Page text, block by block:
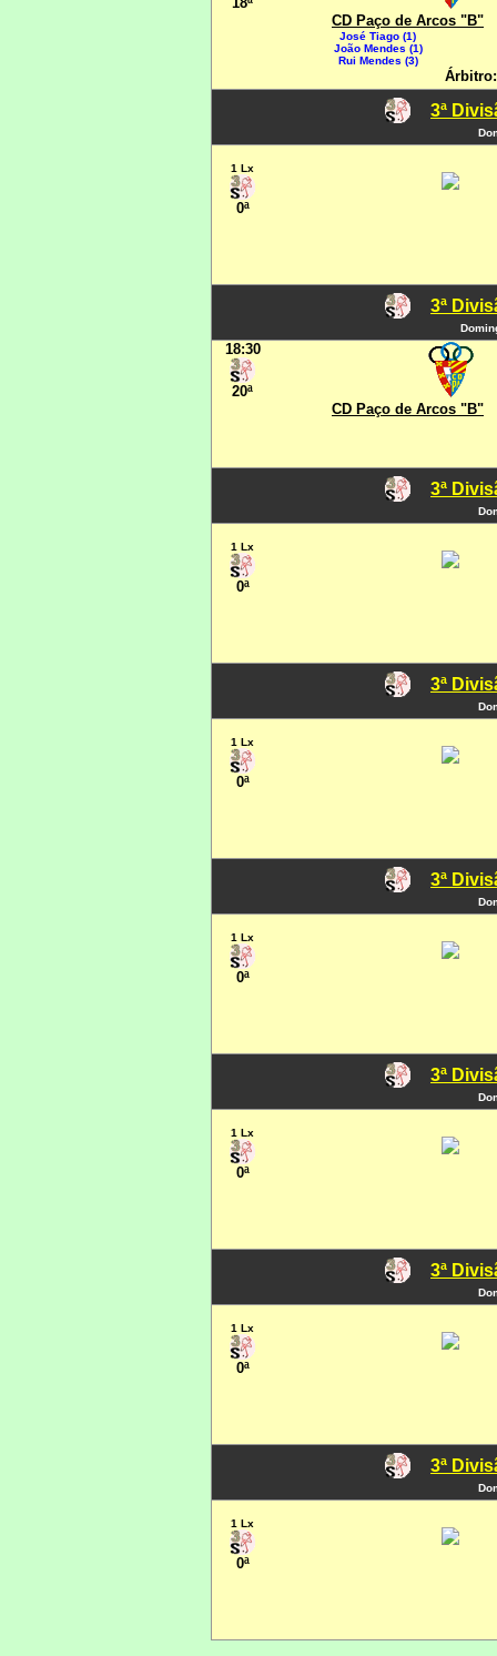
CD Paço de Arcos "B"
José Tiago (1)
João Mendes (1)
Rui Mendes (3)
3ª
1 Lx
0ª
3ª
18:30
20ª
CD Paço de Arcos "B"
3ª
1 Lx
0ª
3ª
1 Lx
0ª
3ª
1 Lx
0ª
3ª
1 Lx
0ª
3ª
1 Lx
0ª
3ª
1 Lx
0ª